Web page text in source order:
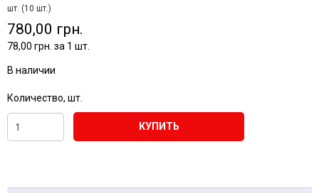
шт. (10 шт.)
780,00 грн.
78,00 грн. за 1 шт.
В наличии
Количество, шт.
КУПИТЬ